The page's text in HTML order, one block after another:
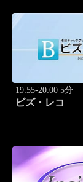
19:55-20:00 5分
ビズ・レコ